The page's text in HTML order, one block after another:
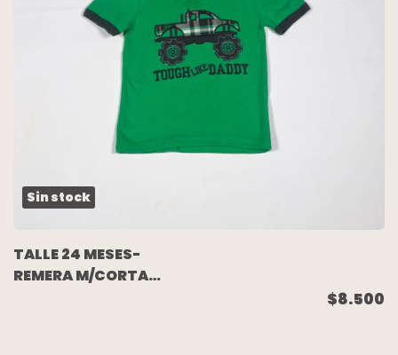
Sin stock
TALLE 24 MESES-
REMERA M/CORTA
$8.500